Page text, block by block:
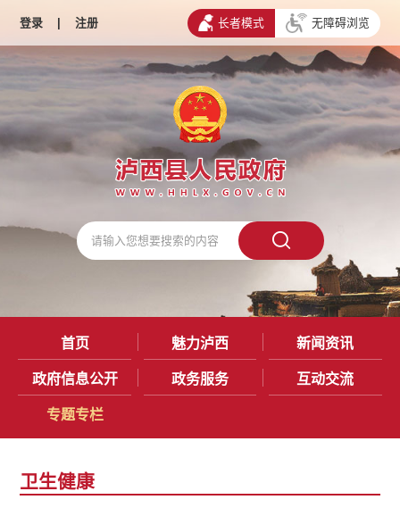
登录 | 注册 长者模式 无障碍浏览
首页 魅力泸西 新闻资讯
政府信息公开 政务服务 互动交流
专题专栏
卫生健康